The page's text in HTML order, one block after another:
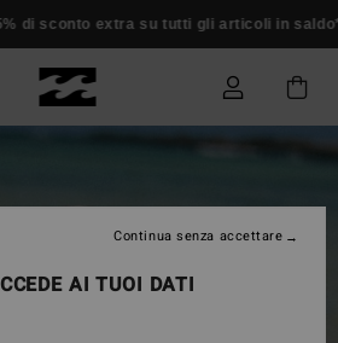
di sconto extra su tutti gli articoli in saldo*
AI TUOI DATI
Continua senza accettare